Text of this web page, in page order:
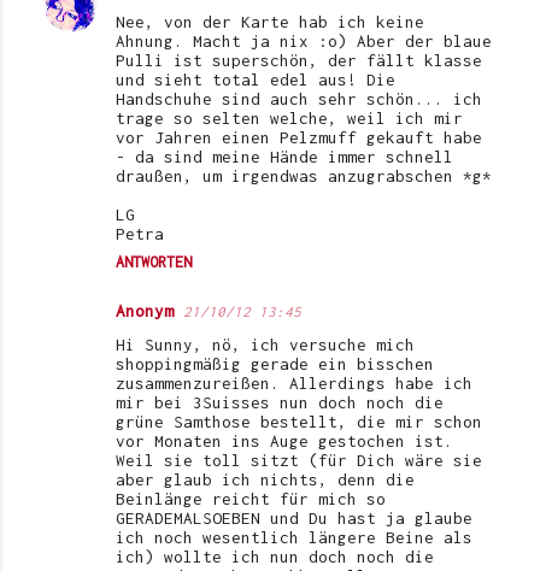
Nee, von der Karte hab ich keine
Ahnung. Macht ja nix :o) Aber der blaue
Pulli ist superschön, der fällt klasse
und sieht total edel aus! Die
Handschuhe sind auch sehr schön... ich
trage so selten welche, weil ich mir
vor Jahren einen Pelzmuff gekauft habe
- da sind meine Hände immer schnell
draußen, um irgendwas anzugrabschen *g*
LG
Petra
ANTWORTEN
Anonym 21/10/12 13:45
Hi Sunny, nö, ich versuche mich
shoppingmäßig gerade ein bisschen
zusammenzureißen. Allerdings habe ich
mir bei 3Suisses nun doch noch die
grüne Samthose bestellt, die mir schon
vor Monaten ins Auge gestochen ist.
Weil sie toll sitzt (für Dich wäre sie
aber glaub ich nichts, denn die
Beinlänge reicht für mich so
GERADEMALSOEBEN und Du hast ja glaube
ich noch wesentlich längere Beine als
ich) wollte ich nun doch noch die